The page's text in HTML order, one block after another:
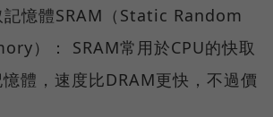
記憶體SRAM（Static Random
）： SRAM常用於CPU的快取
憶體，速度比DRAM更快，不過價